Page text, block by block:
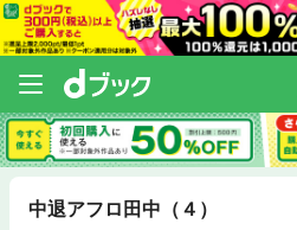
中退アフロ田中（４）